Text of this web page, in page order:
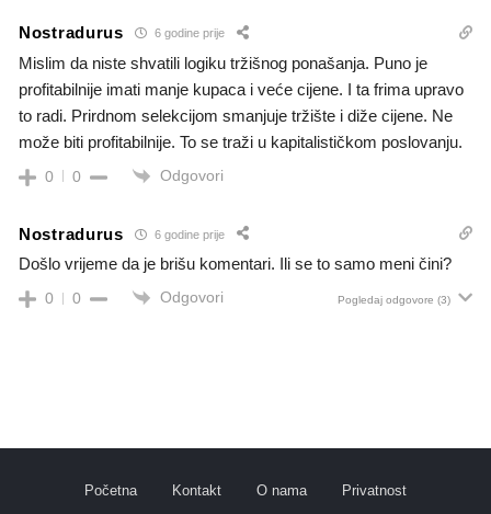
Nostradurus 6 godine prije
Mislim da niste shvatili logiku tržišnog ponašanja. Puno je
profitabilnije imati manje kupaca i veće cijene. I ta frima upravo
to radi. Prirdnom selekcijom smanjuje tržište i diže cijene. Ne
može biti profitabilnije. To se traži u kapitalističkom poslovanju.
0 0 Odgovori
Nostradurus 6 godine prije
Došlo vrijeme da je brišu komentari. Ili se to samo meni čini?
0 0 Odgovori Pogledaj odgovore (3)
Početna Kontakt O nama Privatnost